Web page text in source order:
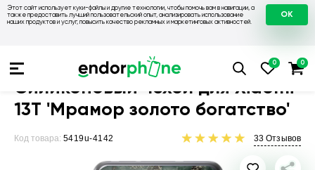
Этот сайт использует куки-файлы и другие технологии, чтобы помочь вам в навигации, а
также предоставить лучший пользовательский опыт, анализировать использование
наших продуктов и услуг, повысить качество рекламных и маркетинговых активностей.
OK
Чехлы на Xiaomi Чехол для Xiaomi
Силиконовый чехол для Xiaomi
13T 'Мрамор золото богатство'
Код товара: 5419u-4142 33 Отзывов